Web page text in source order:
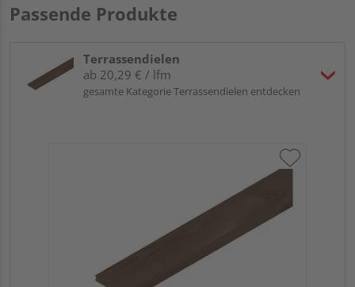
Passende Produkte
Terrassendielen
ab 20,29 € / lfm
gesamte Kategorie Terrassendielen entdecken